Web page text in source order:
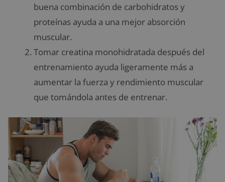
buena combinación de carbohidratos y
proteínas ayuda a una mejor absorción
muscular.
Tomar creatina monohidratada después del
entrenamiento ayuda ligeramente más a
aumentar la fuerza y rendimiento muscular
que tomándola antes de entrenar.